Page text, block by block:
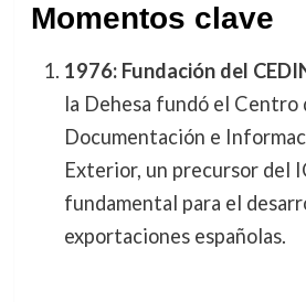
Momentos clave
1976: Fundación del
la Dehesa fundó el Centro
Documentación e
Exterior, un precursor del
fundamental para el
exportaciones españolas.